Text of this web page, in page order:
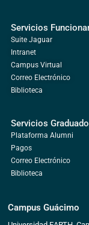
Servicios
Suite Jaguar
Intranet
Campus Virtual
Correo Electrónico
Biblioteca
Servicios
Plataforma Alumni
Pagos
Correo Electrónico
Biblioteca
Campus Guácimo